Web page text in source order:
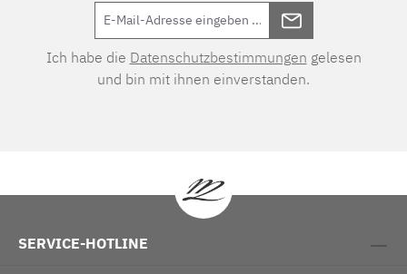
Ich habe die Datenschutzbestimmungen gelesen
und bin mit ihnen einverstanden.
SERVICE-HOTLINE